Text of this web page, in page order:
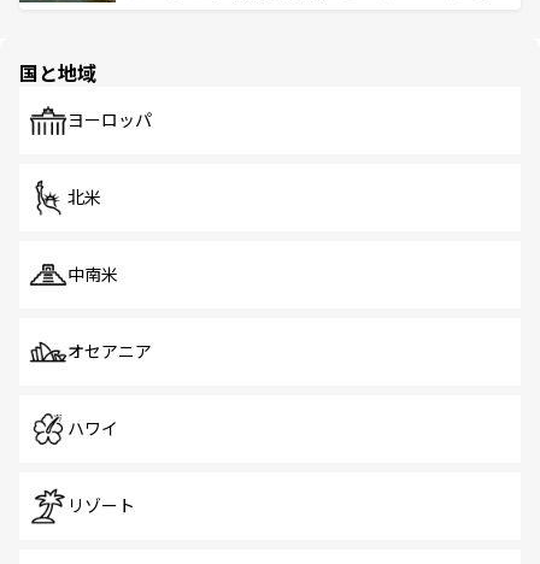
で、ホーカーズは地元の風情を楽しめる外せないスポット
国と地域
ヨーロッパ
北米
中南米
オセアニア
ハワイ
リゾート